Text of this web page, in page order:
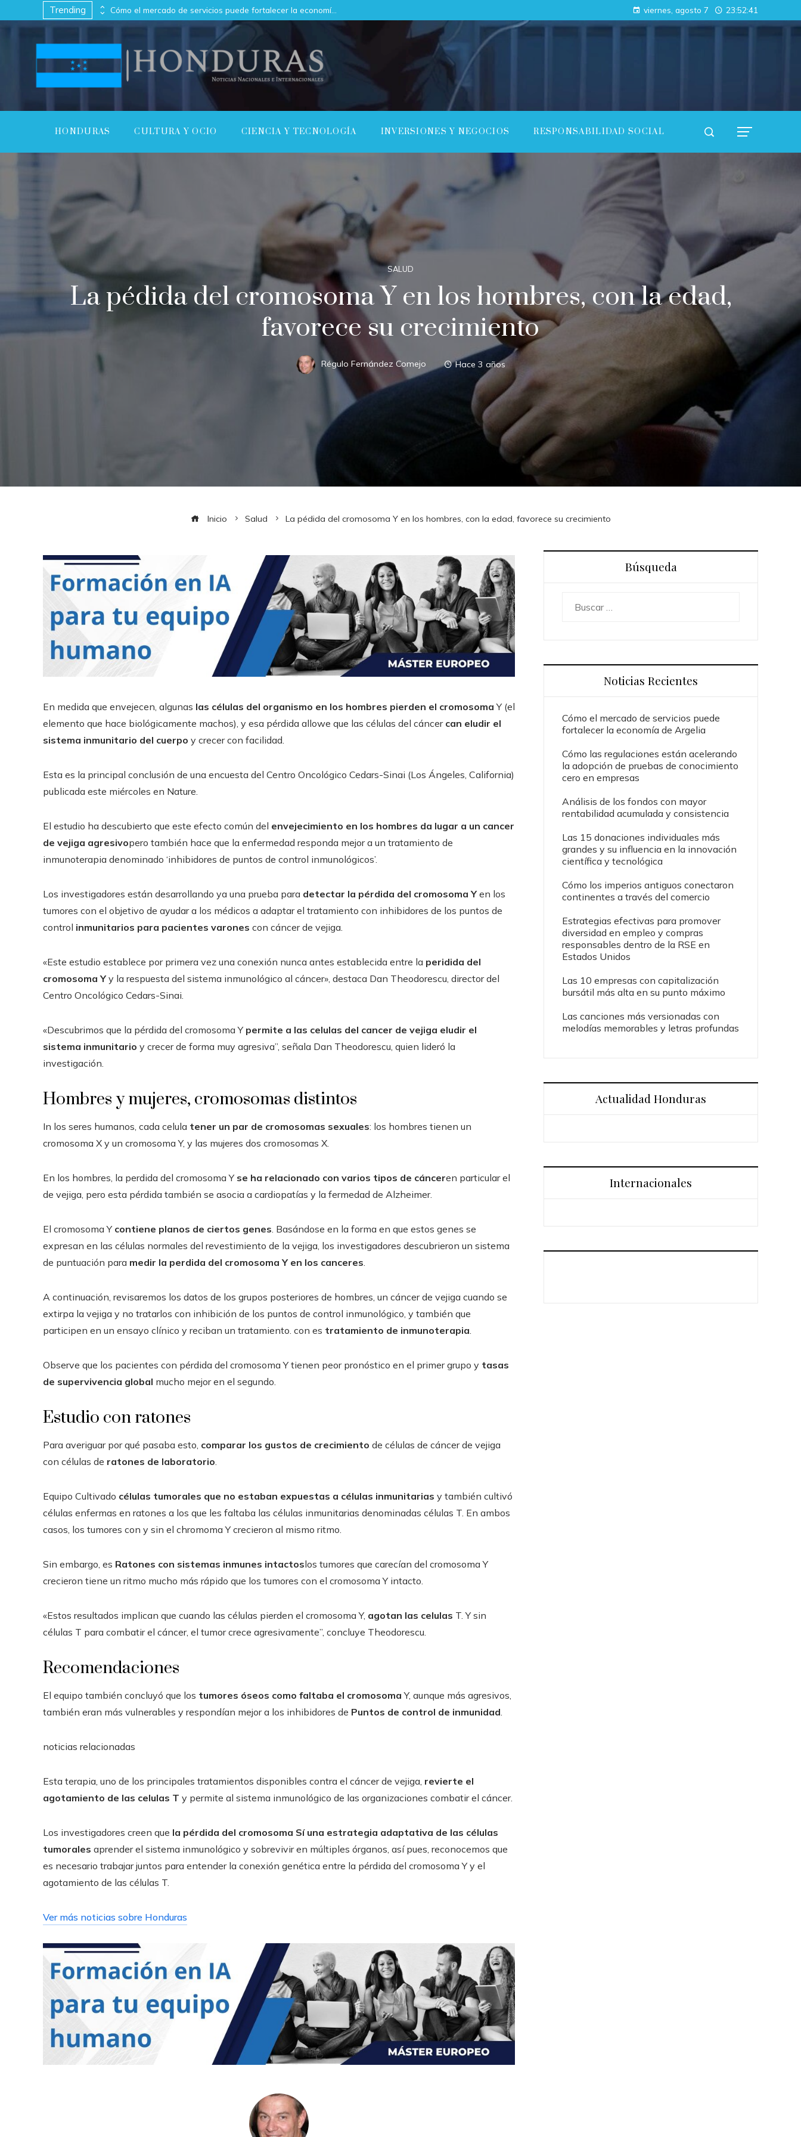
Trending Cómo los imperios antiguos conectaron continentes a través del comercio Cómo el mercado de servicios puede fortalecer la economía de Argelia viernes, agosto 7 23:52:43
HONDURAS CULTURA Y OCIO CIENCIA Y TECNOLOGÍA INVERSIONES Y NEGOCIOS RESPONSABILIDAD SOCIAL
SALUD
La pédida del cromosoma Y en los hombres, con la edad,
favorece su crecimiento
Régulo Fernández Comejo Hace 3 años
Inicio Salud La pédida del cromosoma Y en los hombres, con la edad, favorece su crecimiento
En medida que envejecen, algunas las células del organismo en los hombres pierden el cromosoma Y (el
elemento que hace biológicamente machos), y esa pérdida allowe que las células del cáncer can eludir el
sistema inmunitario del cuerpo y crecer con facilidad.
Esta es la principal conclusión de una encuesta del Centro Oncológico Cedars-Sinai (Los Ángeles, California)
publicada este miércoles en Nature.
El estudio ha descubierto que este efecto común del envejecimiento en los hombres da lugar a un cancer
de vejiga agresivopero también hace que la enfermedad responda mejor a un tratamiento de
inmunoterapia denominado ‘inhibidores de puntos de control inmunológicos’.
Los investigadores están desarrollando ya una prueba para detectar la pérdida del cromosoma Yen los
tumores con el objetivo de ayudar a los médicos a adaptar el tratamiento con inhibidores de los puntos de
control inmunitarios para pacientes varones con cáncer de vejiga.
«Este estudio establece por primera vez una conexión nunca antes establecida entre la peridida del
cromosoma Yy la respuesta del sistema inmunológico al cáncer», destaca Dan Theodorescu, director del
Centro Oncológico Cedars-Sinai.
«Descubrimos que la pérdida del cromosoma Y permite a las celulas del cancer de vejiga eludir el
sistema inmunitario y crecer de forma muy agresiva”, señala Dan Theodorescu, quien lideró la
investigación.
Hombres y mujeres, cromosomas distintos
In los seres humanos, cada celula tener un par de cromosomas sexuales: los hombres tienen un
cromosoma X y un cromosoma Y, y las mujeres dos cromosomas X.
En los hombres, la perdida del cromosoma Y se ha relacionado con varios tipos de cánceren particular el
de vejiga, pero esta pérdida también se asocia a cardiopatías y la fermedad de Alzheimer.
El cromosoma Y contiene planos de ciertos genes. Basándose en la forma en que estos genes se
expresan en las células normales del revestimiento de la vejiga, los investigadores descubrieron un sistema
de puntuación para medir la perdida del cromosoma Y en los canceres.
A continuación, revisaremos los datos de los grupos posteriores de hombres, un cáncer de vejiga cuando se
extirpa la vejiga y no tratarlos con inhibición de los puntos de control inmunológico, y también que
participen en un ensayo clínico y reciban un tratamiento. con es tratamiento de inmunoterapia.
Observe que los pacientes con pérdida del cromosoma Y tienen peor pronóstico en el primer grupo y tasas
de supervivencia global mucho mejor en el segundo.
Estudio con ratones
Para averiguar por qué pasaba esto, comparar los gustos de crecimiento de células de cáncer de vejiga
con células de ratones de laboratorio.
Equipo Cultivado células tumorales que no estaban expuestas a células inmunitarias y también cultivó
células enfermas en ratones a los que les faltaba las células inmunitarias denominadas células T. En ambos
casos, los tumores con y sin el chromoma Y crecieron al mismo ritmo.
Sin embargo, es Ratones con sistemas inmunes intactoslos tumores que carecían del cromosoma Y
crecieron tiene un ritmo mucho más rápido que los tumores con el cromosoma Y intacto.
«Estos resultados implican que cuando las células pierden el cromosoma Y, agotan las celulas T. Y sin
células T para combatir el cáncer, el tumor crece agresivamente”, concluye Theodorescu.
Recomendaciones
El equipo también concluyó que los tumores óseos como faltaba el cromosoma Y, aunque más agresivos,
también eran más vulnerables y respondían mejor a los inhibidores de Puntos de control de inmunidad.
noticias relacionadas
Esta terapia, uno de los principales tratamientos disponibles contra el cáncer de vejiga, revierte el
agotamiento de las celulas T y permite al sistema inmunológico de las organizaciones combatir el cáncer.
Los investigadores creen que la pérdida del cromosoma Sí una estrategia adaptativa de las células
tumorales aprender el sistema inmunológico y sobrevivir en múltiples órganos, así pues, reconocemos que
es necesario trabajar juntos para entender la conexión genética entre la pérdida del cromosoma Y y el
agotamiento de las células T.
Ver más noticias sobre Honduras
Búsqueda
Noticias Recientes
Cómo el mercado de servicios puede
fortalecer la economía de Argelia
Cómo las regulaciones están acelerando
la adopción de pruebas de conocimiento
cero en empresas
Análisis de los fondos con mayor
rentabilidad acumulada y consistencia
Las 15 donaciones individuales más
grandes y su influencia en la innovación
científica y tecnológica
Cómo los imperios antiguos conectaron
continentes a través del comercio
Estrategias efectivas para promover
diversidad en empleo y compras
responsables dentro de la RSE en
Estados Unidos
Las 10 empresas con capitalización
bursátil más alta en su punto máximo
Las canciones más versionadas con
melodías memorables y letras profundas
Actualidad Honduras
Internacionales